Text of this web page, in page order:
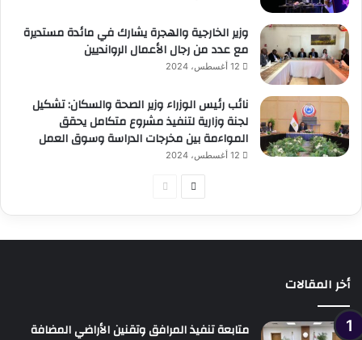
وزير الخارجية والهجرة يشارك في مائدة مستديرة
مع عدد من رجال الأعمال الروانديين
12 أغسطس، 2024
نائب رئيس الوزراء وزير الصحة والسكان: تشكيل
لجنة وزارية لتنفيذ مشروع متكامل يحقق
المواءمة بين مخرجات الدراسة وسوق العمل
12 أغسطس، 2024
الصفحة
أخر المقالات
متابعة تنفيذ المرافق وتقنين الأراضي المضافة